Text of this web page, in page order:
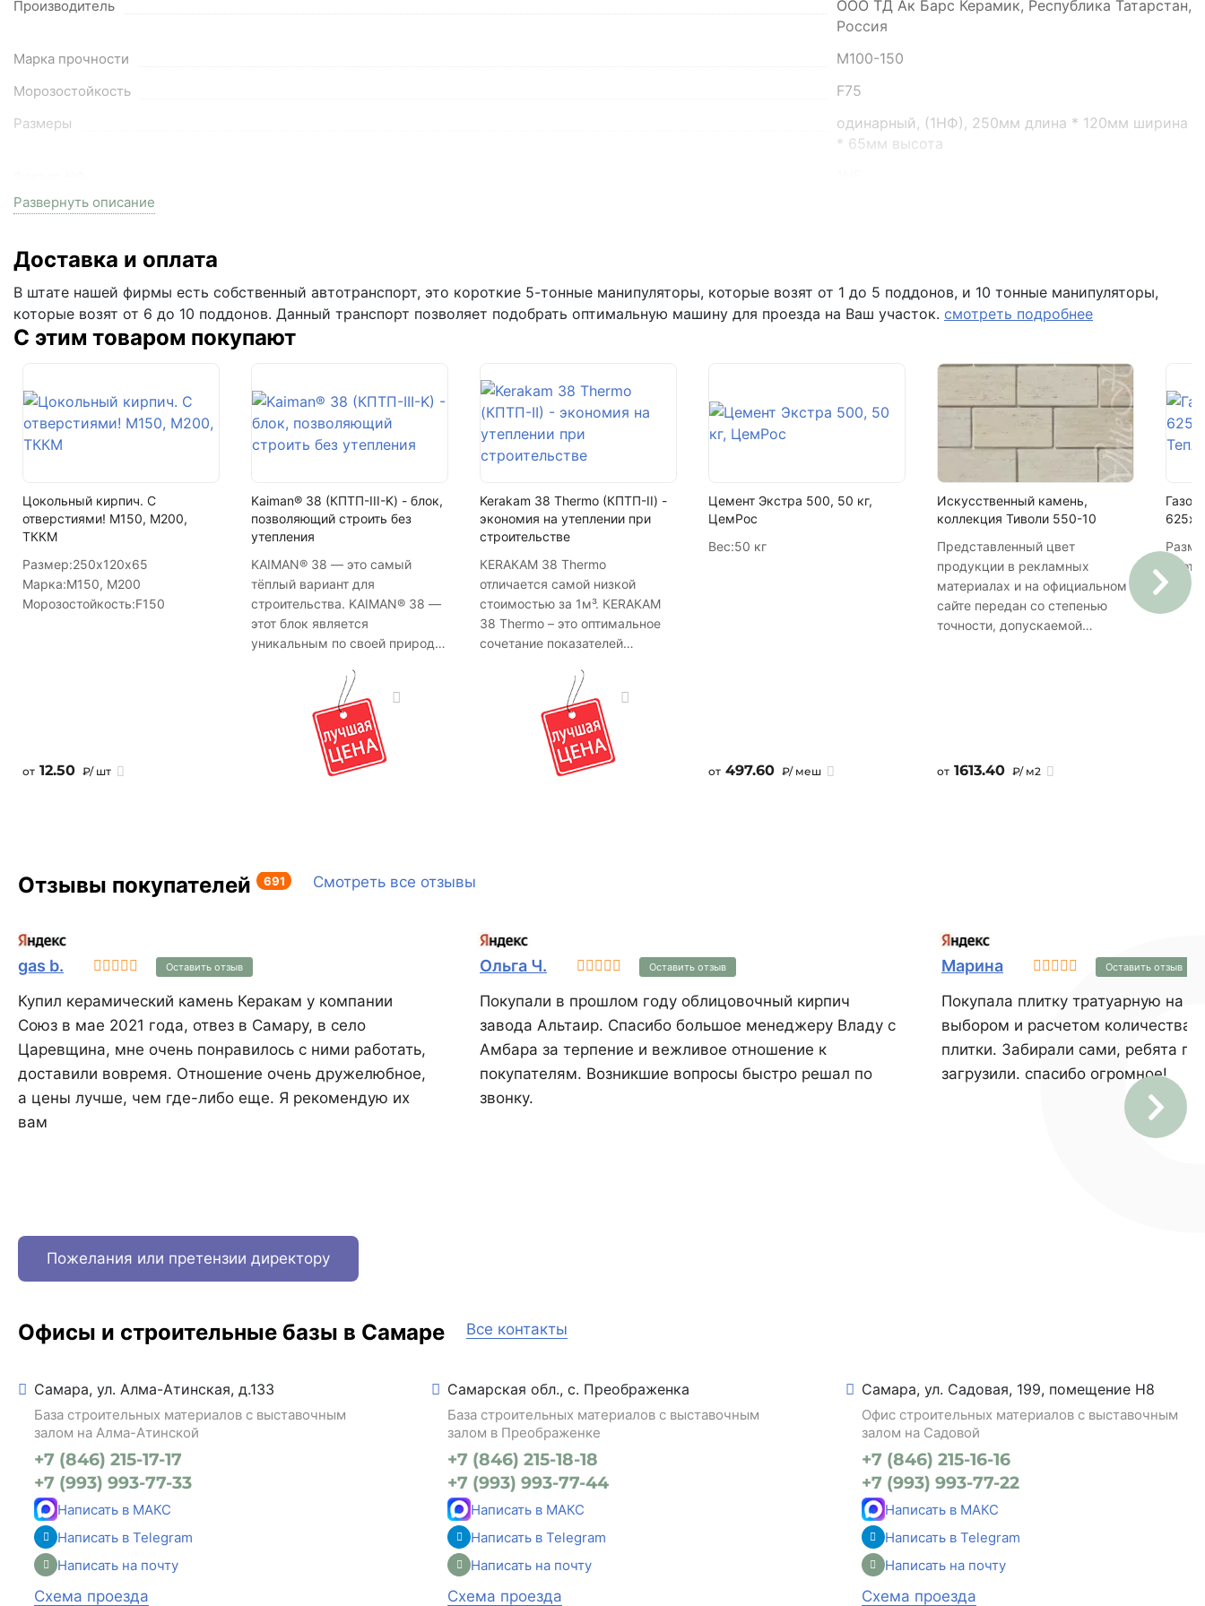
г.Самара, ул. Садовая, дом 199, помещение Н8 (вывеска "Мир кирпича")
Производитель
ООО ТД Ак Барс Керамик, Республика Татарстан,
Россия
Марка прочности М100-150
Морозостойкость F75
Размеры
одинарный, (1НФ), 250мм длина * 120мм ширина
* 65мм высота
Расход 1м3
Вес
480 шт
Цвет
Кол-во поддонов в машине
Кол-во в машине
Развернуть описание
Доставка и оплата
В штате нашей фирмы есть собственный автотранспорт, это короткие 5-тонные манипуляторы, которые возят от 1 до 5 поддонов, и 10 тонные манипуляторы,
которые возят от 6 до 10 поддонов. Данный транспорт позволяет подобрать оптимальную машину для проезда на Ваш участок. смотреть подробнее
С этим товаром покупают
Цокольный кирпич. С
отверстиями! М150, М200,
ТККМ
Размер:250х120х65
Марка:М150, М200
Морозостойкость:F150
от 12.50 ₽/ шт
Kaiman® 38 (КПТП-III-K) - блок,
позволяющий строить без
утепления
KAIMAN® 38 — это самый
тёплый вариант для
строительства. KAIMAN® 38 —
этот блок является
уникальным по своей природе,
прочность для возведения
домов с несущими стенами до
3-х этажей, в тоже время он
обладает сверхвысоким
сопротивлением
теплопередаче. После
любую другую облицовочную
38 не имеет аналогов в России.
Kerakam 38 Thermo (КПТП-II) -
экономия на утеплении при
строительстве
КЕRАКАМ 38 Thermo
отличается самой низкой
стоимостью за 1м³. КЕRАКАМ
38 Thermo – это оптимальное
сочетание показателей
Он более тёплый, чем
КЕRАКАМ 38, но немного
проигрывает ему в прочности,
однако её достаточно для
возведения несущих стен
зданий до 5-ти этажей.
Цемент Экстра 500, 50 кг,
ЦемРос
Вес:50 кг
от 497.60 ₽/ меш
Искусственный камень,
коллекция Тиволи 550-10
Представленный цвет
продукции в рекламных
материалах и на официальном
сайте передан со степенью
точности, допускаемой
от 1613.40 ₽/ м2
Отзывы покупателей 691 Смотреть все отзывы
gas b. Оставить отзыв
Купил керамический камень Керакам у компании
Союз в мае 2021 года, отвез в Самару, в село
Царевщина, мне очень понравилось с ними работать,
доставили вовремя. Отношение очень дружелюбное,
а цены лучше, чем где-либо еще. Я рекомендую их
вам
Ольга Ч. Оставить отзыв
Покупали в прошлом году облицовочный кирпич
завода Альтаир. Спасибо большое менеджеру Владу с
Амбара за терпение и вежливое отношение к
покупателям. Возникшие вопросы быстро решал по
звонку.
Марина Оставить отзыв
Покупала плитку тратуарную на
выбором и расчетом количества
плитки. Забирали сами, ребята
загрузили. спасибо огромное!
Пожелания или претензии директору
Офисы и строительные базы в Самаре Все контакты
Самара, ул. Алма-Атинская, д.133
База строительных материалов с выставочным
залом на Алма-Атинской
+7 (846) 215-17-17
+7 (993) 993-77-33
Написать в МАКС
Написать в Telegram
Написать на почту
Схема проезда
Самарская обл., с. Преображенка
База строительных материалов с выставочным
залом в Преображенке
+7 (846) 215-18-18
+7 (993) 993-77-44
Написать в МАКС
Написать в Telegram
Написать на почту
Схема проезда
Самара, ул. Садовая, 199, помещение Н8
Офис строительных материалов с выставочным
залом на Садовой
+7 (846) 215-16-16
+7 (993) 993-77-22
Написать в МАКС
Написать в Telegram
Написать на почту
Схема проезда